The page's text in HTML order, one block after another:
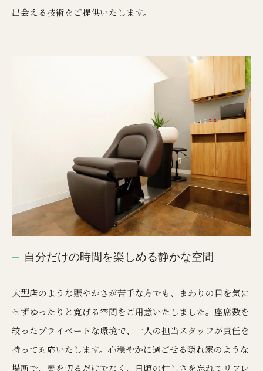
出会える技術をご提供いたします。
自分だけの時間を楽しめる静かな空間
大型店のような賑やかさが苦手な方でも、まわりの目を気に
せずゆったりと寛げる空間をご用意いたしました。座席数を
絞ったプライベートな環境で、一人の担当スタッフが責任を
持って対応いたします。心穏やかに過ごせる隠れ家のような
場所で、髪を切るだけでなく、日頃の忙しさを忘れてリフレ